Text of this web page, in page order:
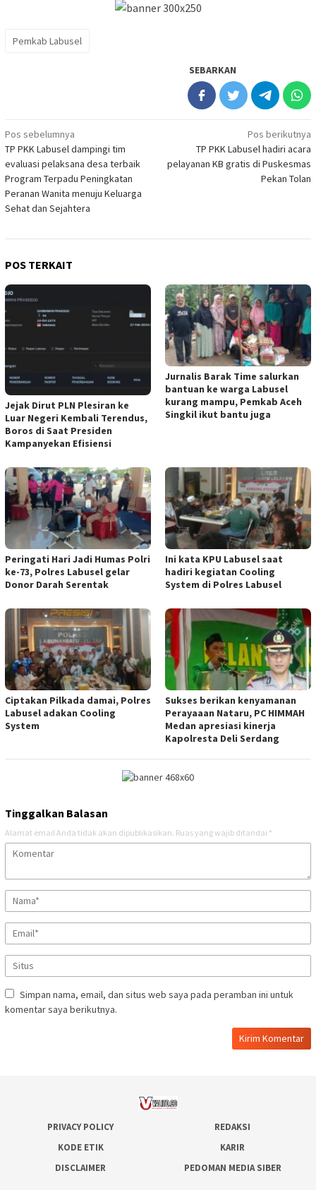
Pemkab Labusel
SEBARKAN
Navigasi
pos
Pos sebelumnya
TP PKK Labusel dampingi tim
evaluasi pelaksana desa terbaik
Program Terpadu Peningkatan
Peranan Wanita menuju Keluarga
Sehat dan Sejahtera
Pos berikutnya
TP PKK Labusel hadiri acara
pelayanan KB gratis di Puskesmas
Pekan Tolan
POS TERKAIT
Jejak Dirut PLN Plesiran ke
Luar Negeri Kembali Terendus,
Boros di Saat Presiden
Kampanyekan Efisiensi
Jurnalis Barak Time salurkan
bantuan ke warga Labusel
kurang mampu, Pemkab Aceh
Singkil ikut bantu juga
Peringati Hari Jadi Humas Polri
ke-73, Polres Labusel gelar
Donor Darah Serentak
Ini kata KPU Labusel saat
hadiri kegiatan Cooling
System di Polres Labusel
Ciptakan Pilkada damai, Polres
Labusel adakan Cooling
System
Sukses berikan kenyamanan
Perayaaan Nataru, PC HIMMAH
Medan apresiasi kinerja
Kapolresta Deli Serdang
Tinggalkan Balasan
Alamat email Anda tidak akan dipublikasikan. Ruas yang wajib ditandai *
Simpan nama, email, dan situs web saya pada peramban ini untuk
komentar saya berikutnya.
PRIVACY POLICY
REDAKSI
KODE ETIK
KARIR
DISCLAIMER
PEDOMAN MEDIA SIBER